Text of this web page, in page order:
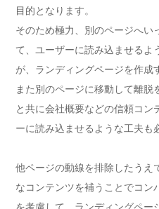
目的となります。
そのため極力、別のページへい
て、ユーザーに読み込ませるよ
が、ランディングページを作成
また別のページに移動して離
と共に会社概要などの信頼コ
ーに読み込ませるような工夫も
他ページの動線を排除したうえ
なコンテンツを補うことでコン
を考慮して、ランディングペー